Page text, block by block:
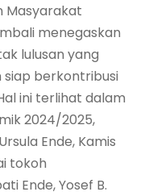
Masyarakat
menegaskan
lulusan yang
berkontribusi
ini terlihat dalam
2024/2025,
Ende, Kamis
tokoh
Ende, Yosef B.